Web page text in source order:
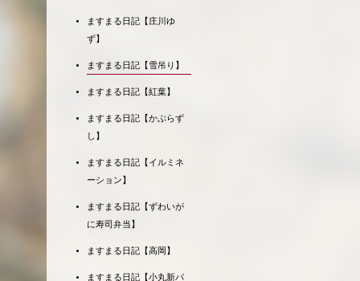
ますまる日記【庄川ゆ
ず】
ますまる日記【雪吊り】
ますまる日記【紅葉】
ますまる日記【かぶらず
し】
ますまる日記【イルミネ
ーション】
ますまる日記【ずわいが
に寿司弁当】
ますまる日記【高岡】
ますまる日記【小丸新パ